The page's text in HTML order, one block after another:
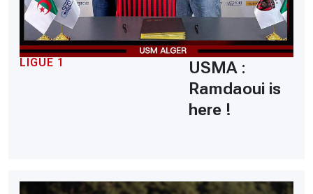
LIGUE 1
USMA :
Ramdaoui is
here !